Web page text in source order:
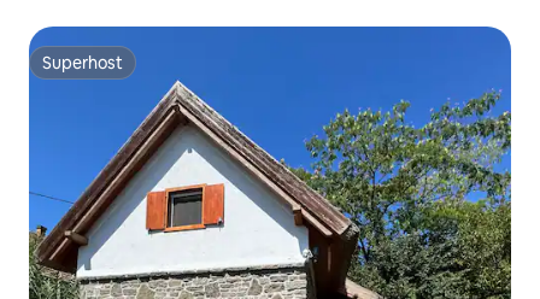
Superhost
Superhost